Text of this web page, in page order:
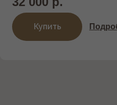
Купить
Представляем новейший
INMODE , объединяющий
микроигольчатый RF-лифтинг